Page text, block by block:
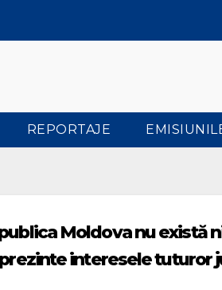
REPORTAJE
Moldova nu există
interesele tuturor